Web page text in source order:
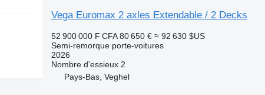
Vega Euromax 2 axles Extendable / 2 Decks
52 900 000 F CFA 80 650 € ≈ 92 630 $US
Semi-remorque porte-voitures
2026
Nombre d'essieux 2
Pays-Bas, Veghel